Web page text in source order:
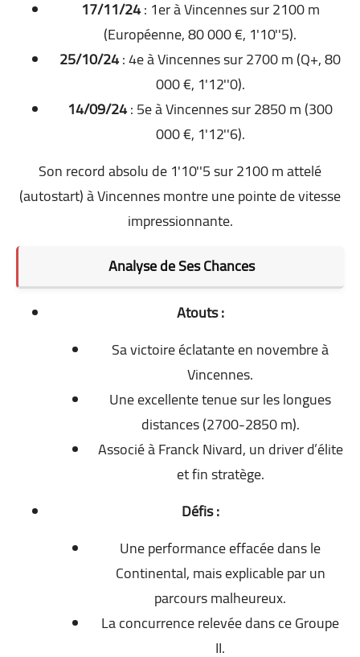
17/11/24: 1er à Vincennes sur 2100 m
(Européenne, 80 000 €, 1'10''5).
25/10/24: 4e à Vincennes sur 2700 m (Q+, 80
000 €, 1'12''0).
14/09/24: 5e à Vincennes sur 2850 m (300
000 €, 1'12''6).
Son record absolu de 1'10''5 sur 2100 m attelé
(autostart) à Vincennes montre une pointe de vitesse
impressionnante.
Analyse de Ses Chances
Atouts :
Sa victoire éclatante en novembre à
Vincennes.
Une excellente tenue sur les longues
distances (2700-2850 m).
Associé à Franck Nivard, un driver d’élite
et fin stratège.
Défis :
Une performance effacée dans le
Continental, mais explicable par un
parcours malheureux.
La concurrence relevée dans ce Groupe
II.